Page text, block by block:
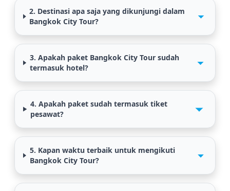
2. Destinasi apa saja yang dikunjungi dalam
Bangkok City Tour?
3. Apakah paket Bangkok City Tour sudah
termasuk hotel?
4. Apakah paket sudah termasuk tiket
pesawat?
5. Kapan waktu terbaik untuk mengikuti
Bangkok City Tour?